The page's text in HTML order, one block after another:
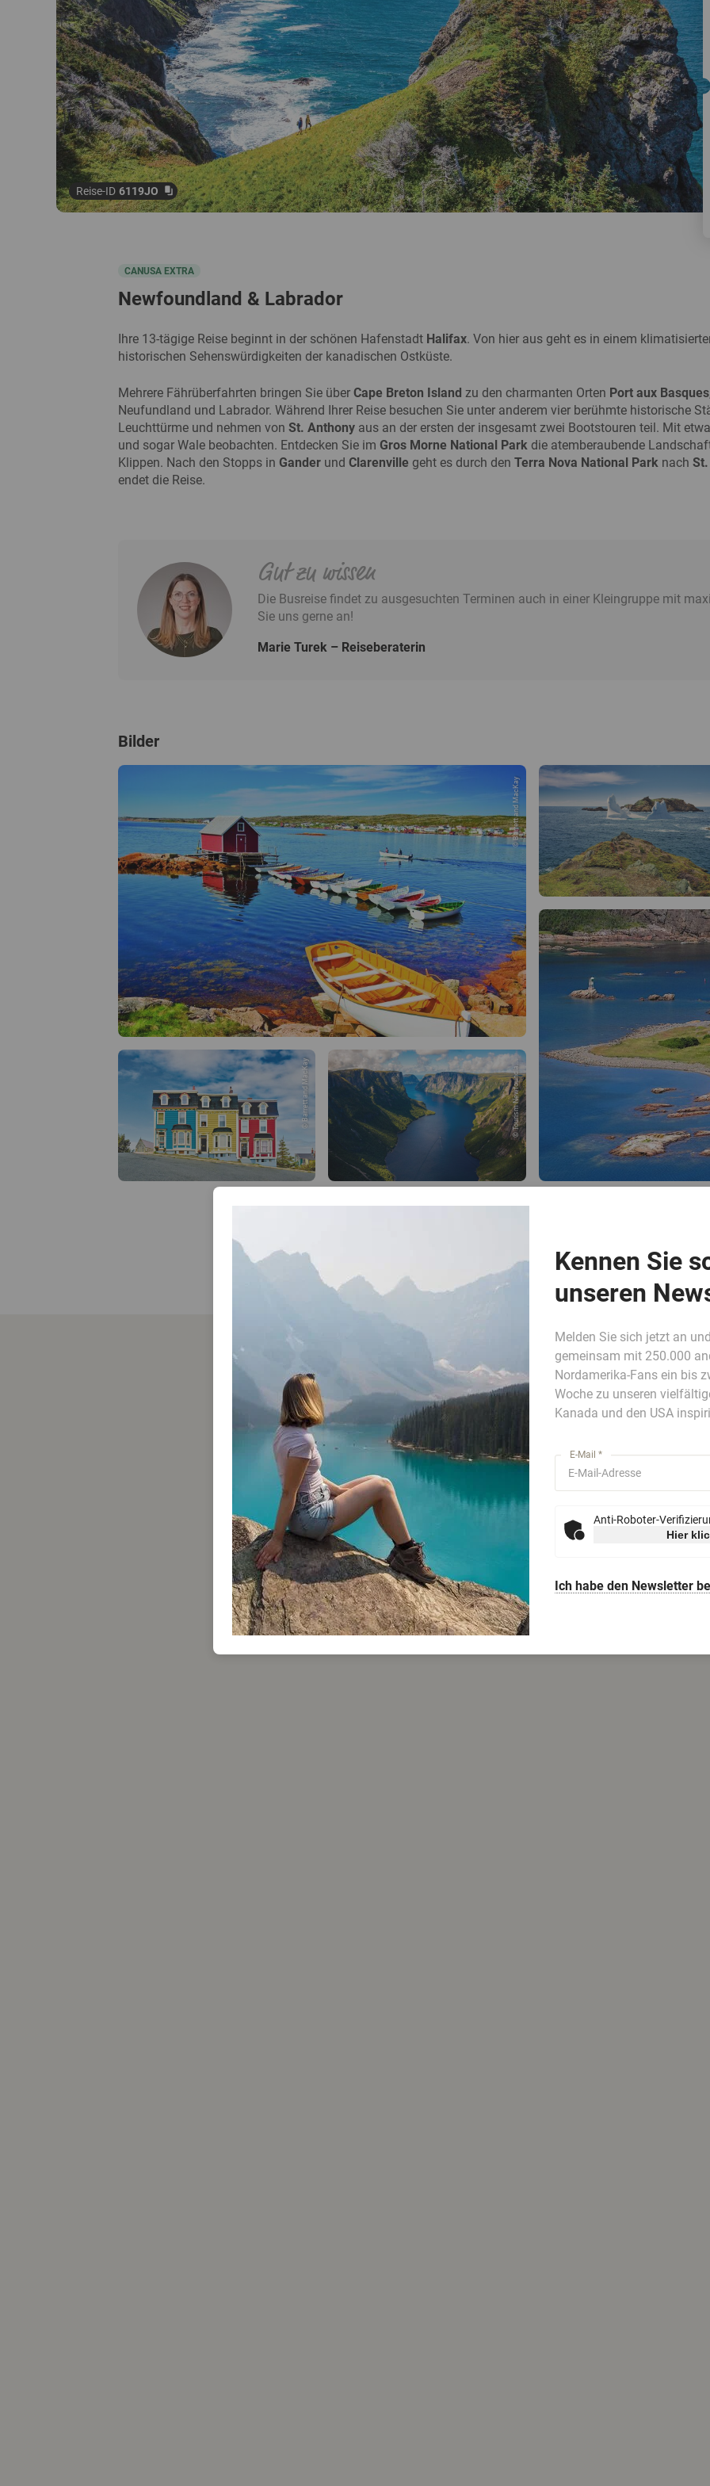
© ShaneMyersPhoto
Hawaii
Busreisen
© Chris Frey
Skireisen
Routen­vorschläge
© Swissmediavision/ ...
CANUSA-Magazin
Reisebüro-Service
Über uns
Reise-ID 6119JO
CANUSA EXTRA
Newfoundland & Labrador
Ihre 13-tägige Reise beginnt in der schönen Hafenstadt Halifax. Von hier aus geht es in einem
historischen Sehenswürdigkeiten der kanadischen Ostküste.
Mehrere Fährüberfahrten bringen Sie über Cape Breton Island zu den charmanten Orten Port aux Basques
Neufundland und Labrador. Während Ihrer Reise besuchen Sie unter anderem vier berühmte historische
Leuchttürme und nehmen von St. Anthonyaus an der ersten der insgesamt zwei Bootstouren teil. Mit
und sogar Wale beobachten. Entdecken Sie im Gros Morne National Parkdie atemberaubende
Klippen. Nach den Stopps in Ganderund Clarenville geht es durch den Terra Nova National Parknach
endet die Reise.
Gut zu wissen
Die Busreise findet zu ausgesuchten Terminen auch in einer Kleingruppe mit
Sie uns gerne an!
Marie Turek Reiseberaterin
Bilder
© Barrett and MacKay
© Barrett and MacKay © Tourism Newfoundla...
Kennen Sie
unseren
Melden Sie sich jetzt an
gemeinsam mit 250.000
Nordamerika-Fans ein bis
Woche zu unseren
Kanada und den USA
E-Mail *
Anti-Roboter-
Hier
Ich habe den Newsletter